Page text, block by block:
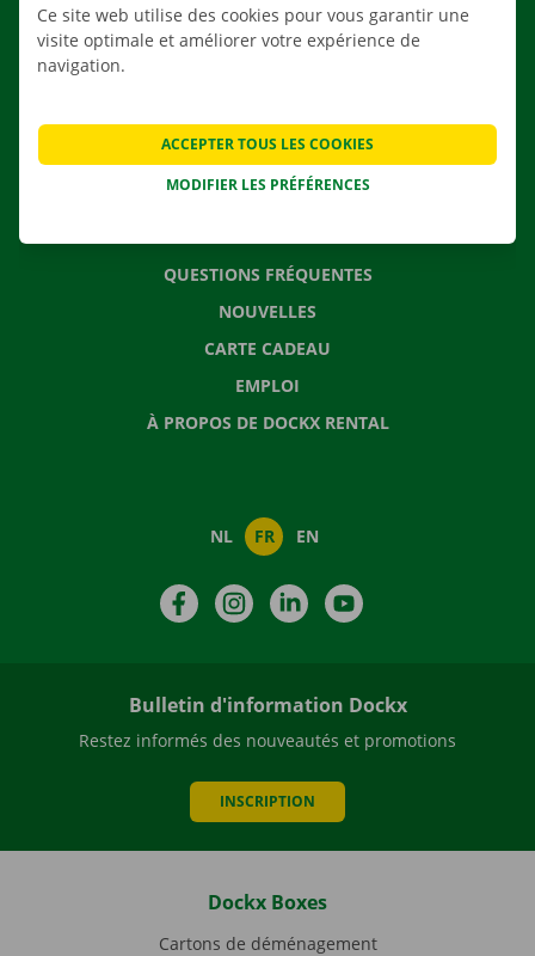
NOS SERVICES
AGENCES
SOLUTIONS DE DÉMÉNAGEMENT
QUESTIONS FRÉQUENTES
NOUVELLES
CARTE CADEAU
EMPLOI
À PROPOS DE DOCKX RENTAL
NL FR EN
FacebookInstagramLinkedIn
Bulletin d'information Dockx
Restez informés des nouveautés et promotions
INSCRIPTION
Dockx Boxes
Cartons de déménagement
Ce site web utilise des cookies pour vous garantir une
visite optimale et améliorer votre expérience de
navigation.
MODIFIER LES PRÉFÉRENCES
ACCEPTER TOUS LES COOKIES